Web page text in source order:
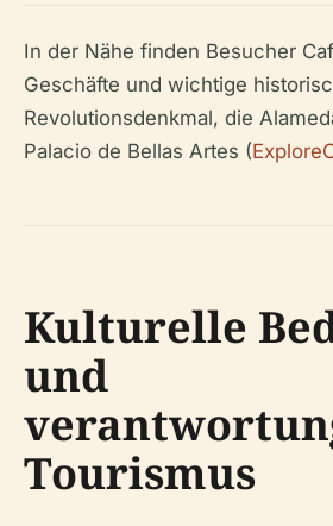
In der Nähe finden Besucher
Geschäfte und wichtige
Revolutionsdenkmal, die
Palacio de Bellas Artes (
Kulturelle
und
Tourismus